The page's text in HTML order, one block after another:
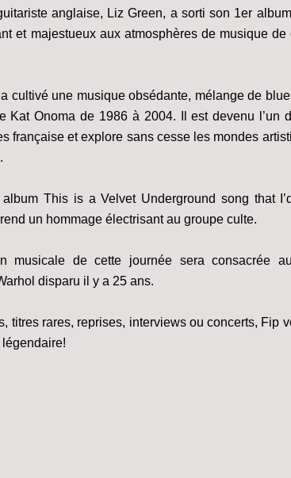
anglaise, Liz Green, a sorti son 1er
et majestueux aux atmosphères de musique
cultivé une musique obsédante, mélange de
Kat Onoma de 1986 à 2004. Il est devenu l’un
française et explore sans cesse les mondes
This is a Velvet Underground song that
un hommage électrisant au groupe culte.
musicale de cette journée sera consacrée
disparu il y a 25 ans.
titres rares, reprises, interviews ou concerts, Fip